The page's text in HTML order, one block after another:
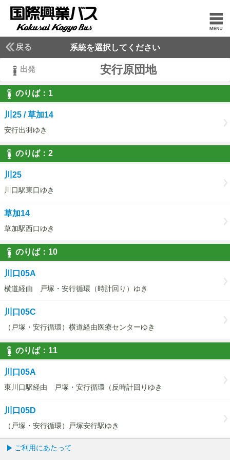
戻る 系統を選択してください
出発 安行原団地
のりば： 1
1
川25 / 草加14
安行出羽ゆき
のりば： 2
2
川25
川口駅東口ゆき
草加14
草加駅西口ゆき
のりば： 10
10
川口05A
横道経由 戸塚・安行循環（時計回り）ゆき
川口05C
（戸塚・安行循環）横道経由医療センターゆき
のりば： 11
11
川口05A
東川口駅経由 戸塚・安行循環（反時計回りゆき
川口05D
（戸塚・安行循環）戸塚安行駅ゆき
ご利用にあたって